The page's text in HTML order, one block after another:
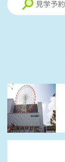
見学予約